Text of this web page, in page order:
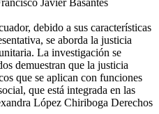
Javier Basantes
debido a sus características
se aborda la justicia
La investigación se
demuestran que la justicia
que se aplican con funciones
que está integrada en las
López Chiriboga Derechos